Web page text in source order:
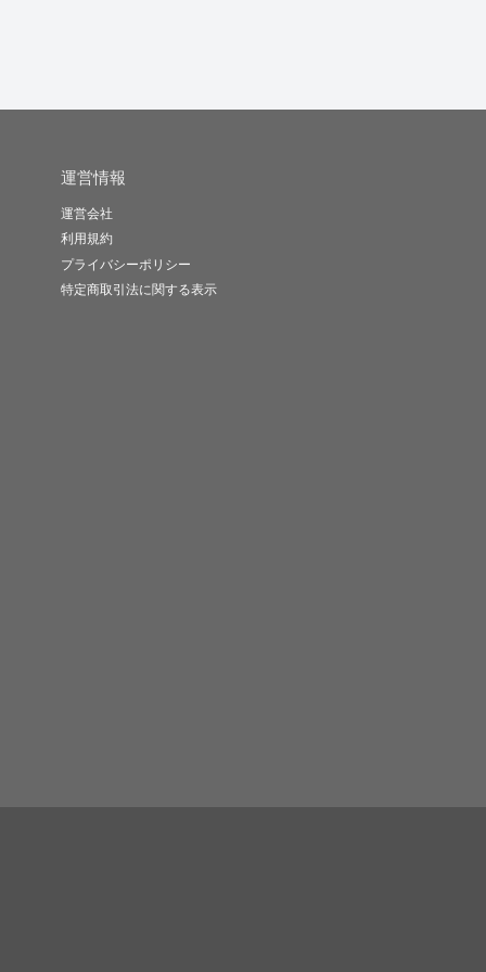
運営情報
運営会社
利用規約
プライバシーポリシー
特定商取引法に関する表示